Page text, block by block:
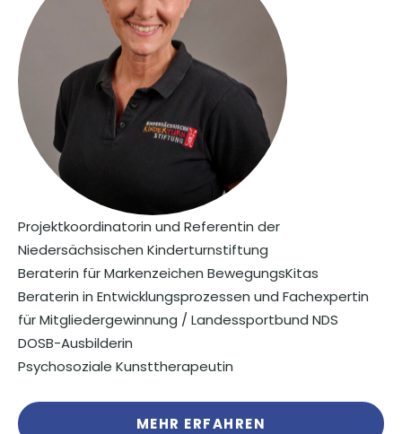
Projektkoordinatorin und Referentin der
Niedersächsischen Kinderturnstiftung
Beraterin für Markenzeichen BewegungsKitas
Beraterin in Entwicklungsprozessen und Fachexpertin
für Mitgliedergewinnung / Landessportbund NDS
DOSB-Ausbilderin
Psychosoziale Kunsttherapeutin
MEHR ERFAHREN